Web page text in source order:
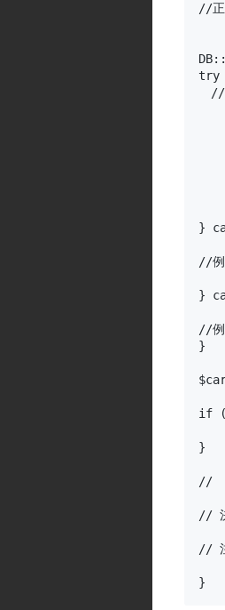
//正
try
//
}
//例
}
//例
}
if
}
//
//
//
}